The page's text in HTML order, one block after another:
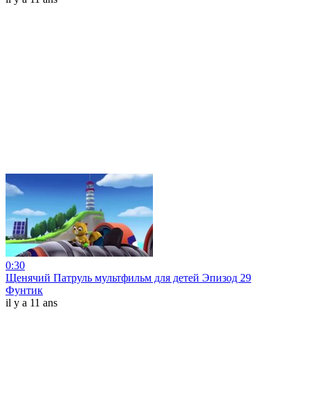
0:30
Щенячий Патруль мультфильм для детей Эпизод 29
Фунтик
il y a 11 ans